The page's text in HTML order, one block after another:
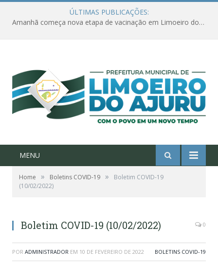
ÚLTIMAS PUBLICAÇÕES:
Amanhã começa nova etapa de vacinação em Limoeiro do Ajuru para idosos com 65 ou mais
MENU
Home » Boletins COVID-19 »
Boletim COVID-19
(10/02/2022)
Boletim COVID-19 (10/02/2022) 0
POR ADMINISTRADOR EM 10 DE FEVEREIRO DE 2022 BOLETINS COVID-19